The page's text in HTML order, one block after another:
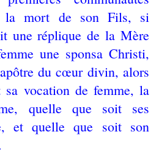
la mort de son Fils, si
une réplique de la Mère
une sponsa Christi,
du cœur divin, alors
sa vocation de femme, la
quelle que soit ses
et quelle que soit son